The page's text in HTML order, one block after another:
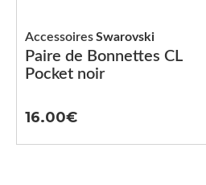
Paire de Bonnettes CL
Pocket noir
AccessoiresSwarovski
16.00